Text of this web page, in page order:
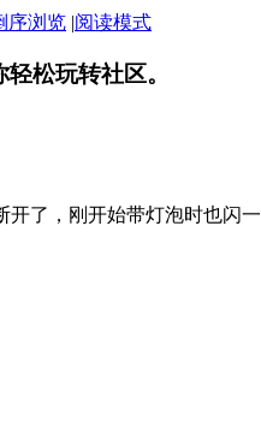
序浏览 |阅读模式
松玩转社区。
了，刚开始带灯泡时也闪